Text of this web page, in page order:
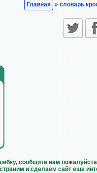
Главная » словарь
сообщите нам
и сделаем сайт еще